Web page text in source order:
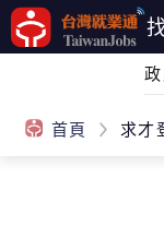
跳
到
主
首頁 求才